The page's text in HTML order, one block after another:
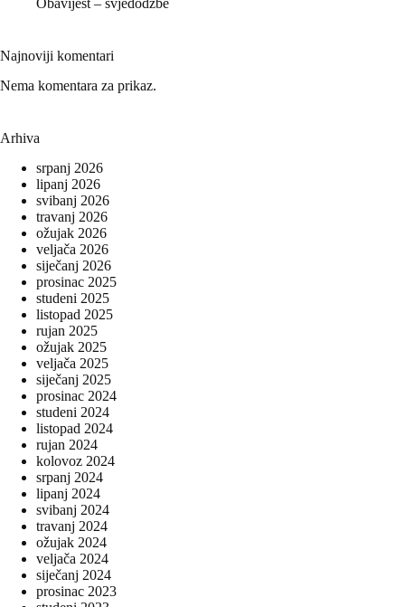
Obavijest – svjedodžbe
Najnoviji komentari
Nema komentara za prikaz.
Arhiva
srpanj 2026
lipanj 2026
svibanj 2026
travanj 2026
ožujak 2026
veljača 2026
siječanj 2026
prosinac 2025
studeni 2025
listopad 2025
rujan 2025
ožujak 2025
veljača 2025
siječanj 2025
prosinac 2024
studeni 2024
listopad 2024
rujan 2024
kolovoz 2024
srpanj 2024
lipanj 2024
svibanj 2024
travanj 2024
ožujak 2024
veljača 2024
siječanj 2024
prosinac 2023